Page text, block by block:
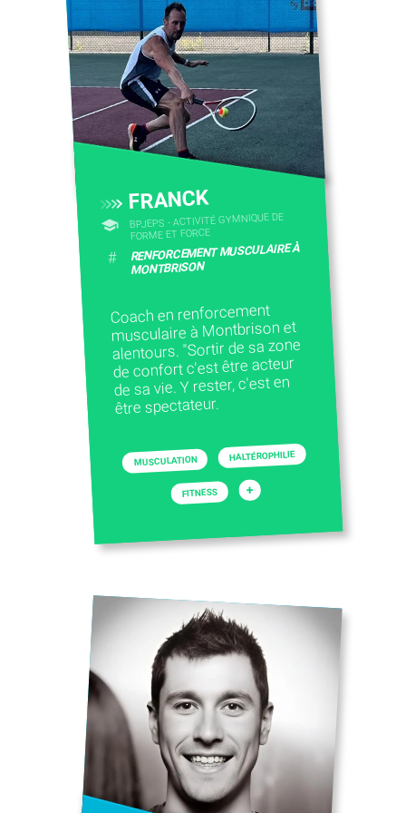
FRANCK
BPJEPS - ACTIVITÉ GYMNIQUE DE
FORME ET FORCE
# RENFORCEMENT MUSCULAIRE À
MONTBRISON
Coach en renforcement
musculaire à Montbrison et
alentours. "Sortir de sa zone
de confort c'est être acteur
de sa vie. Y rester, c'est en
être spectateur.
MUSCULATION HALTÉROPHILIE
FITNESS +